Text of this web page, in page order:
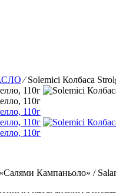
⁄ Solemici Колбаса
Кампаньоло» /